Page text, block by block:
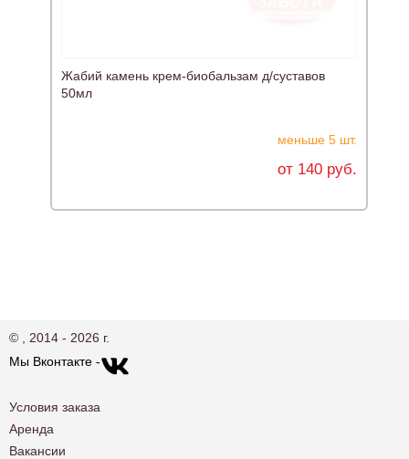
Жабий камень крем-биобальзам д/суставов
50мл
меньше 5 шт.
от 140 руб.
© , 2014 - 2026 г.
Мы Вконтакте -
Условия заказа
Аренда
Вакансии